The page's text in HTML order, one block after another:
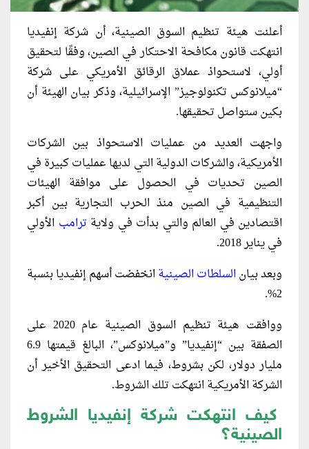
أعلنت هيئة تنظيم السوق الصينية، أن شركة إنفيديا
انتهكت قانون مكافحة الاحتكار في الصين، وفقًا لتحقيق
أولي، لاستحواذ عملاق الرقائق الأمريكي على شركة
“ميلانوكس تكنولوجيز” الإسرائيلية، وذكر بيان الهيئة أن
بكين ستواصل تحقيقها.
واجهت العديد من عمليات الاستحواذ بين الشركات
الأمريكية، والشركات الدولية التي لديها عمليات كبيرة في
الصين تحديات في الحصول على موافقة الهيئات
التنظيمية في الصين منذ الحرب التجارية بين أكبر
اقتصادين في العالم والتي بدأت في ولاية ترامب الأولي
في يناير 2018.
وبعد بيانالسلطات الصينيةانخفضت أسهم إنفيديا بنسبة
2%.
ووافقت هيئة تنظيم السوق الصينية عام 2020 على
الصفقة بين “إنفيديا” و”ميلانوكس”، البالغ قيمتها 6.9
مليار دولار، لكن بشروط، فيما ادعى التحقيق الأخير أن
الشركة الأمريكية انتهكت تلك الشروط.
كيف انتهكت شركة إنفيديا الشروط
الصينية؟